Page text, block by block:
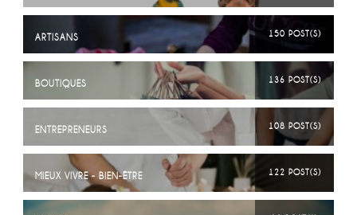
ARTISANS 150 POST(S)
BOUTIQUES 136 POST(S)
ENTREPRENEURS 108 POST(S)
MIEUX VIVRE - BIEN-ÊTRE 122 POST(S)